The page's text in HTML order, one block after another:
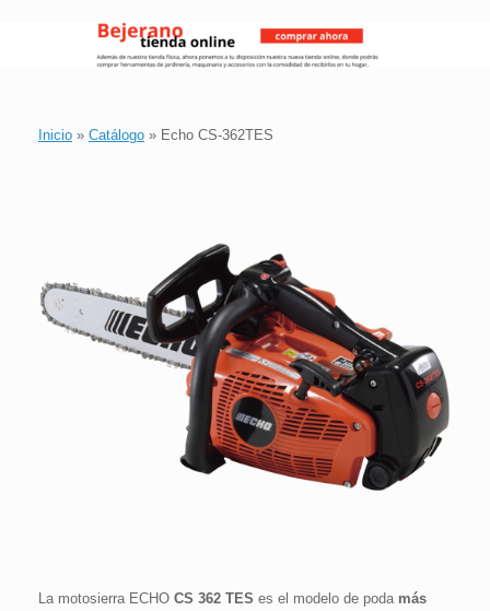
Inicio » Catálogo » Echo CS-362TES
La motosierra ECHO CS 362 TES es el modelo de poda más